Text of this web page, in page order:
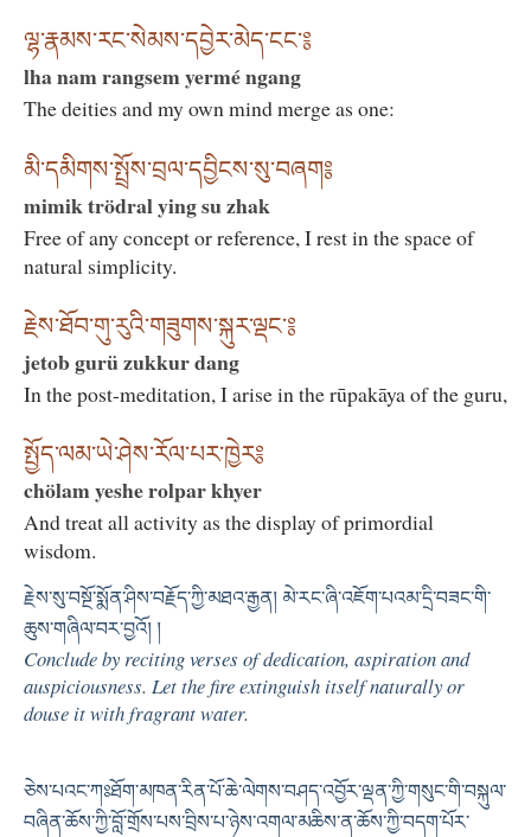
ལྷ་རྣམས་རང་སེམས་དབྱེར་མེད་ངང་༔
lha nam rangsem yermé ngang
The deities and my own mind merge as one:
མི་དམིགས་སྤྲོས་བྲལ་དབྱིངས་སུ་བཞག༔
mimik trödral ying su zhak
Free of any concept or reference, I rest in the space of
natural simplicity.
རྗེས་ཐོབ་གུ་རུའི་གཟུགས་སྐུར་ལྡང་༔
jetob gurü zukkur dang
In the post-meditation, I arise in the rūpakāya of the guru,
སྤྱོད་ལམ་ཡེ་ཤེས་རོལ་པར་ཁྱེར༔
chölam yeshe rolpar khyer
And treat all activity as the display of primordial
wisdom.
རྗེས་སུ་བསྔོ་སྨོན་ཤིས་བརྗོད་ཀྱི་མཐའ་རྒྱན། མེ་རང་ཞི་འཇོག་པའམ་དྲི་བཟང་གི་
ཆུས་གཞིལ་བར་བྱའོ། །
Conclude by reciting verses of dedication, aspiration and
auspiciousness. Let the fire extinguish itself naturally or
douse it with fragrant water.
ཅེས་པའང་ཀཿཐོག་མཁན་རིན་པོ་ཆེ་ལེགས་བཤད་འབྱོར་ལྡན་ཀྱི་གསུང་གི་བསྐུལ་
བཞིན་ཆོས་ཀྱི་བློ་གྲོས་པས་བྲིས་པ་ཉེས་འགལ་མཆིས་ན་ཆོས་ཀྱི་བདག་པོར་